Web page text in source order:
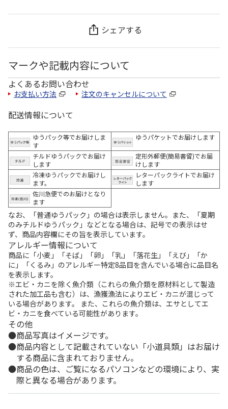
シェアする
マークや記載内容について
よくあるお問い合わせ
お支払い方法 注文のキャンセルについて
配送情報について
ゆうパック等でお届けしま
す
ゆうパケットでお届けします
チルドゆうパックでお届け
します
定形外郵便(簡易書留)でお届
けします
冷凍ゆうパックでお届けし
ます。
レターパックライトでお届け
します
佐川急便でのお届けとなり
ます
なお、「普通ゆうパック」の場合は表示しません。また、「夏期
のみチルドゆうパック」などとなる場合は、記号での表示はせ
ず、商品内容欄にその旨を表示しています。
アレルギー情報について
商品に「小麦」「そば」「卵」「乳」「落花生」「えび」「か
に」「くるみ」のアレルギー特定8品目を含んでいる場合に品目名
を表示します。
※エビ・カニを除く魚介類（これらの魚介類を原材料として製造
された加工品も含む）は、漁獲漁法によりエビ・カニが混じって
いる場合があります。 また、これらの魚介類は、エサとしてエ
ビ・カニを食べている可能性があります。
その他
商品写真はイメージです。
商品内容として記載されていない「小道具類」はお届け
する商品に含まれておりません。
商品の色は、ご覧になるパソコンなどの環境により、実
際と異なる場合があります。